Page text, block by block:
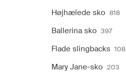
Højhælede sko 818
Ballerina sko 397
Flade slingbacks 108
Mary Jane-sko 203